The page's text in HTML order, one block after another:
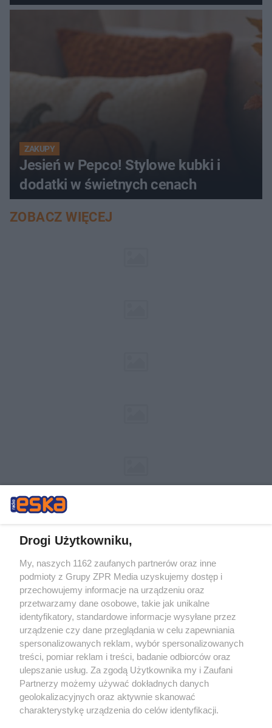
ZAKUPY
Jesień w Pepco! Stylowe kubki i
dodatki w świetnych cenach
ZOBACZ WIĘCEJ
Żaden utwór zamieszczony w serwisie nie może być powielany i
rozpowszechniany lub dalej rozpowszechniany w jakikolwiek sposób (w
tym także elektroniczny lub mechaniczny) na jakimkolwiek polu
eksploatacji w jakiejkolwiek formie, włącznie z umieszczaniem w
Internecie bez pisemnej zgody właściciela praw. Jakiekolwiek użycie lub
wykorzystanie utworów w całości lub w części z naruszeniem prawa,
tzn. bez właściwej zgody, jest zabronione pod groźbą kary i może być
ścigane prawnie.
Drogi Użytkowniku,
My, naszych 1162 zaufanych partnerów oraz inne
podmioty z Grupy ZPR Media uzyskujemy dostęp i
przechowujemy informacje na urządzeniu oraz
przetwarzamy dane osobowe, takie jak unikalne
identyfikatory, standardowe informacje wysyłane przez
urządzenie czy dane przeglądania w celu zapewniania
spersonalizowanych reklam, wybór spersonalizowanych
treści, pomiar reklam i treści, badanie odbiorców oraz
ulepszanie usług. Za zgodą Użytkownika my i Zaufani
Partnerzy możemy używać dokładnych danych
geolokalizacyjnych oraz aktywnie skanować
charakterystykę urządzenia do celów identyfikacji.